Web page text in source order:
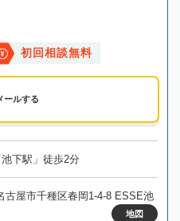
初回相談無料
ールする
下駅」徒歩2分
古屋市千種区春岡1-4-8 ESSE池
地図